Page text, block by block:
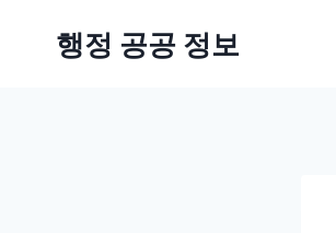
행정 공공 정보